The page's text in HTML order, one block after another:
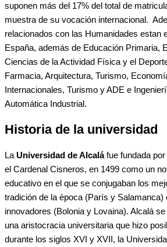
suponen más del 17% del total de
muestra de su vocación internacional.
relacionados con las Humanidades estan
España, además de Educación Primaria,
Ciencias de la Actividad Física y el
Farmacia, Arquitectura, Turismo,
Internacionales, Turismo y ADE e
Automática Industrial.
Historia de la universidad
La Universidad de Alcaláfue fundada por
el Cardenal Cisneros, en 1499 como un
educativo en el que se conjugaban los
tradición de la época (París y Salamanca)
innovadores (Bolonia y Lovaina). Alcalá
una aristocracia universitaria que hizo
durante los siglos XVI y XVII, la